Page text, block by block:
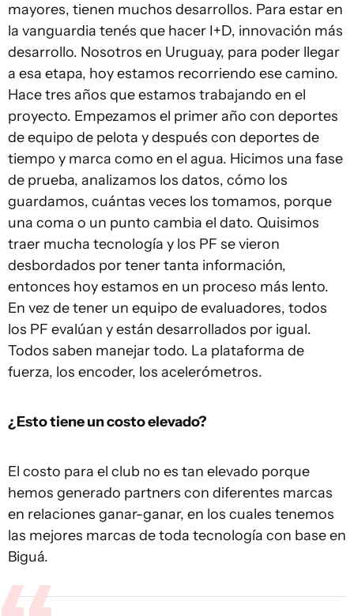
mayores, tienen muchos desarrollos. Para estar en
la vanguardia tenés que hacer I+D, innovación más
desarrollo. Nosotros en Uruguay, para poder llegar
a esa etapa, hoy estamos recorriendo ese camino.
Hace tres años que estamos trabajando en el
proyecto. Empezamos el primer año con deportes
de equipo de pelota y después con deportes de
tiempo y marca como en el agua. Hicimos una fase
de prueba, analizamos los datos, cómo los
guardamos, cuántas veces los tomamos, porque
una coma o un punto cambia el dato. Quisimos
traer mucha tecnología y los PF se vieron
desbordados por tener tanta información,
entonces hoy estamos en un proceso más lento.
En vez de tener un equipo de evaluadores, todos
los PF evalúan y están desarrollados por igual.
Todos saben manejar todo. La plataforma de
fuerza, los encoder, los acelerómetros.
¿Esto tiene un costo elevado?
El costo para el club no es tan elevado porque
hemos generado partners con diferentes marcas
en relaciones ganar-ganar, en los cuales tenemos
las mejores marcas de toda tecnología con base en
Biguá.